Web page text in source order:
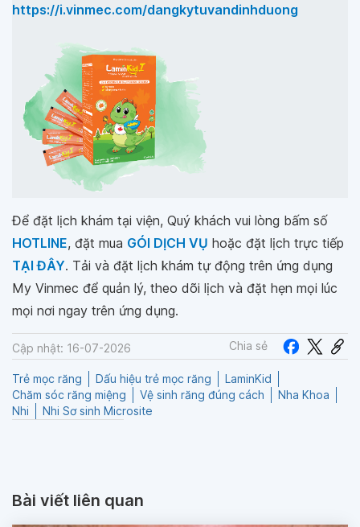
https://i.vinmec.com/dangkytuvandinhduong
Để đặt lịch khám tại viện, Quý khách vui lòng bấm số
HOTLINE, đặt mua GÓI DỊCH VỤ hoặc đặt lịch trực tiếp
TẠI ĐÂY. Tải và đặt lịch khám tự động trên ứng dụng
My Vinmec để quản lý, theo dõi lịch và đặt hẹn mọi lúc
mọi nơi ngay trên ứng dụng.
Cập nhật: 16-07-2026 Chia sẻ
Trẻ mọc răng Dấu hiệu trẻ mọc răng
LaminKid
Chăm sóc răng miệng
Vệ sinh răng đúng cách
Nha Khoa
Nhi
Nhi Sơ sinh Microsite
Bài viết liên quan